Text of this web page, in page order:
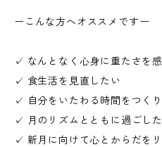
ーこんな方へオススメですー
✓ なんとなく心身に重たさを
✓ 食生活を見直したい
✓ 自分をいたわる時間をつく
✓ 月のリズムとともに過ごし
✓ 新月に向けて心とからだを